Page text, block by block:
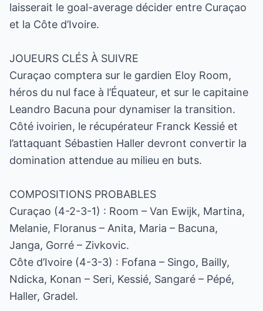
laisserait le goal-average décider entre Curaçao
et la Côte d’Ivoire.
JOUEURS CLÉS À SUIVRE
Curaçao comptera sur le gardien Eloy Room,
héros du nul face à l’Équateur, et sur le capitaine
Leandro Bacuna pour dynamiser la transition.
Côté ivoirien, le récupérateur Franck Kessié et
l’attaquant Sébastien Haller devront convertir la
domination attendue au milieu en buts.
COMPOSITIONS PROBABLES
Curaçao (4-2-3-1) : Room – Van Ewijk, Martina,
Melanie, Floranus – Anita, Maria – Bacuna,
Janga, Gorré – Zivkovic.
Côte d’Ivoire (4-3-3) : Fofana – Singo, Bailly,
Ndicka, Konan – Seri, Kessié, Sangaré – Pépé,
Haller, Gradel.